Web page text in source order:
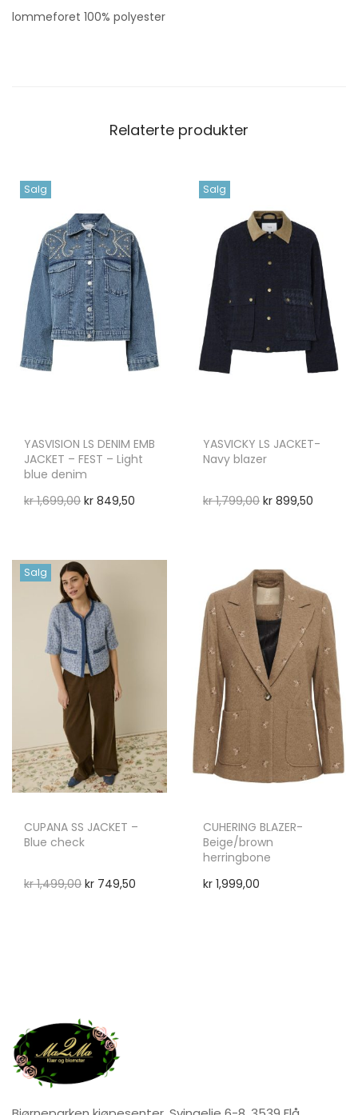
lommeforet 100% polyester
Relaterte produkter
Salg
YASVISION LS DENIM EMB
JACKET – FEST – Light
blue denim
kr1,699,00 kr 849,50
Salg
YASVICKY LS JACKET-
Navy blazer
kr1,799,00 kr899,50
Salg
CUPANA SS JACKET –
Blue check
kr1,499,00 kr 749,50
CUHERING BLAZER-
Beige/brown
herringbone
kr1,999,00